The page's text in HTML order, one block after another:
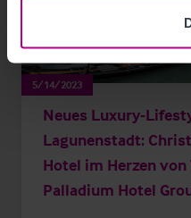
5/14/2023
Neues Luxury-
Lagunenstadt:
Hotel im Herzen von
Palladium Hotel